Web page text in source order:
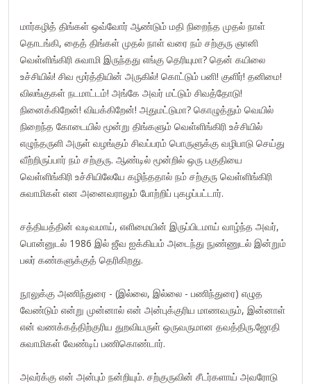
மார்கழித் திங்கள் ஒவ்வோர் ஆண்டும் மதி நிறைந்த முதல் நாள்
தொடங்கி, தைத் திங்கள் முதல் நாள் வரை நம் சற்குரு ஞானி
வெள்ளிங்கிரி சுவாமி இருந்தது எங்கு தெரியுமா? தென் கயிலை
உச்சியில்! சிவ மூர்த்தியின் அருகில்! கொட்டும் பனி! குளிர்! தனிமை!
விலங்குகள் நடமாட்டம்! அங்கே அவர் மட்டும் சிவத்தோடு!
நினைக்கிறேன்! வியக்கிறேன்! அதுமட்டுமா? கொழுத்தும் வெயில்
நிறைந்த கோடையில் மூன்று திங்களும் வெள்ளிங்கிரி உச்சியில்
எழுந்தருளி அருள் வழங்கும் சிவப்பரம் பொருளுக்கு வழிபாடு செய்து
வீற்றிருப்பார் நம் சற்குரு. ஆண்டில் மூன்றில் ஒரு பகுதியை
வெள்ளிங்கிரி உச்சியிலேயே கழிந்ததால் நம் சற்குரு வெள்ளிங்கிரி
சுவாமிகள் என அனைவராலும் போற்றிப் புகழப்பட்டார்.
சத்தியத்தின் வடிவமாய், எளிமையின் இருப்பிடமாய் வாழ்ந்த அவர்,
பொன்னுடல் 1986 இல் ஜீவ ஐக்கியம் அடைந்து நுண்ணுடல் இன்றும்
பலர் கண்களுக்குத் தெரிகிறது.
நூலுக்கு அணிந்துரை - (இல்லை, இல்லை - பணிந்துரை) எழுத
வேண்டும் என்று முன்னால் என் அன்புக்குரிய மாணவரும், இன்னாள்
என் வணக்கத்திற்குரிய துறவியருள் ஒருவருமான தவத்திரு.ஜோதி
சுவாமிகள் வேண்டிப் பணிகொண்டார்.
அவர்க்கு என் அன்பும் நன்றியும். சற்குருவின் சீடர்களாய் அவரோடு